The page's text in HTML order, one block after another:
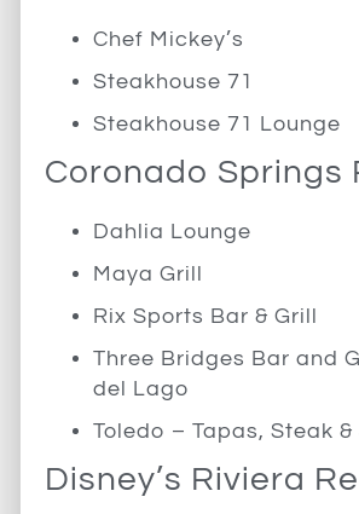
Chef Mickey’s
Steakhouse 71
Steakhouse 71 Lounge
Coronado Springs
Dahlia Lounge
Maya Grill
Rix Sports Bar & Grill
Three Bridges Bar and
del Lago
Toledo – Tapas, Steak
Disney’s Riviera